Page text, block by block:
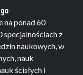
na ponad 60
specjalnościach z
naukowych, w
nauk
ścisłych i